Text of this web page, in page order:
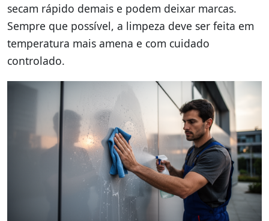
secam rápido demais e podem deixar marcas.
Sempre que possível, a limpeza deve ser feita em
temperatura mais amena e com cuidado
controlado.